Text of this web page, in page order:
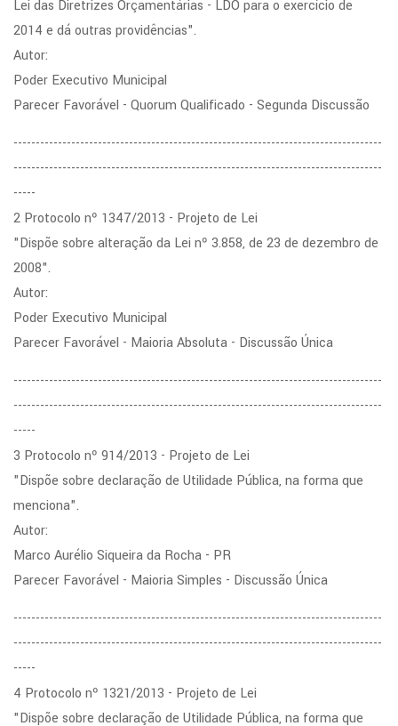
Lei das Diretrizes Orçamentárias - LDO para o exercício de
2014 e dá outras providências".
Autor:
Poder Executivo Municipal
Parecer Favorável - Quorum Qualificado - Segunda Discussão
-----------------------------------------------------------------------------------
-----------------------------------------------------------------------------------
-----
2 Protocolo nº 1347/2013 - Projeto de Lei
"Dispõe sobre alteração da Lei nº 3.858, de 23 de dezembro de
2008".
Autor:
Poder Executivo Municipal
Parecer Favorável - Maioria Absoluta - Discussão Única
-----------------------------------------------------------------------------------
-----------------------------------------------------------------------------------
-----
3 Protocolo nº 914/2013 - Projeto de Lei
"Dispõe sobre declaração de Utilidade Pública, na forma que
menciona".
Autor:
Marco Aurélio Siqueira da Rocha - PR
Parecer Favorável - Maioria Simples - Discussão Única
-----------------------------------------------------------------------------------
-----------------------------------------------------------------------------------
-----
4 Protocolo nº 1321/2013 - Projeto de Lei
"Dispõe sobre declaração de Utilidade Pública, na forma que